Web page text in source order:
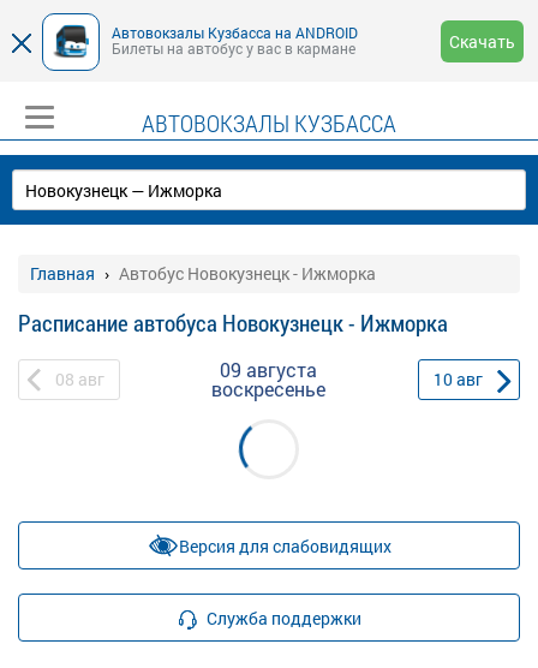
Автовокзалы Кузбасса на ANDROID
Билеты на автобус у вас в кармане
Скачать
АВТОВОКЗАЛЫ КУЗБАССА
Главная Автобус Новокузнецк - Ижморка
Расписание автобуса Новокузнецк - Ижморка
08 авг 09 августа
воскресенье 10авг
Версия для слабовидящих
Служба поддержки